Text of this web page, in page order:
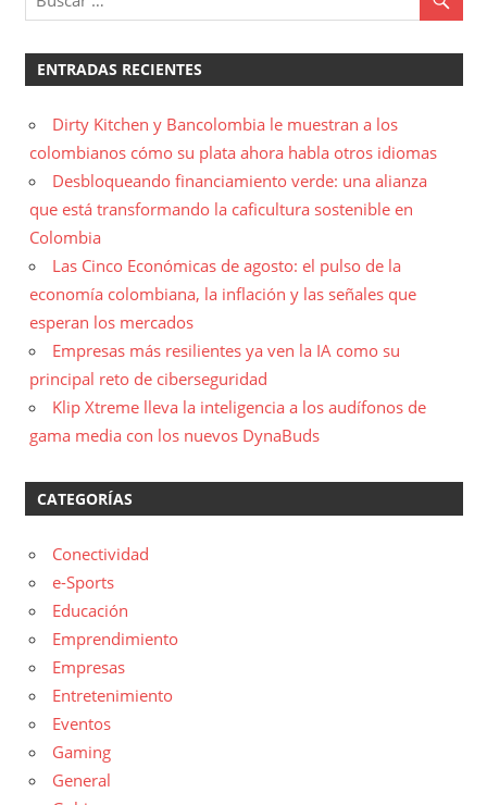
ENTRADAS RECIENTES
Dirty Kitchen y Bancolombia le muestran a los
colombianos cómo su plata ahora habla otros idiomas
Desbloqueando financiamiento verde: una alianza
que está transformando la caficultura sostenible en
Colombia
Las Cinco Económicas de agosto: el pulso de la
economía colombiana, la inflación y las señales que
esperan los mercados
Empresas más resilientes ya ven la IA como su
principal reto de ciberseguridad
Klip Xtreme lleva la inteligencia a los audífonos de
gama media con los nuevos DynaBuds
CATEGORÍAS
Conectividad
e-Sports
Educación
Emprendimiento
Empresas
Entretenimiento
Eventos
Gaming
General